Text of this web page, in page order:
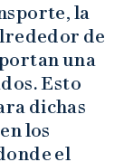
la
de
una
Esto
dichas
los
el